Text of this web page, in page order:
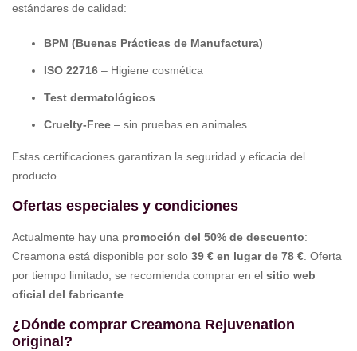
estándares de calidad:
BPM (Buenas Prácticas de Manufactura)
ISO 22716 – Higiene cosmética
Test dermatológicos
Cruelty-Free – sin pruebas en animales
Estas certificaciones garantizan la seguridad y eficacia del
producto.
Ofertas especiales y condiciones
Actualmente hay una promoción del 50% de descuento:
Creamona está disponible por solo 39 € en lugar de 78 € . Oferta
por tiempo limitado, se recomienda comprar en el sitio web
oficial del fabricante
¿Dónde comprar Creamona Rejuvenation
original?